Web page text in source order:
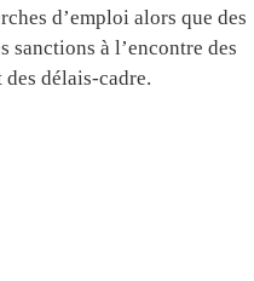
d’emploi alors que des
sanctions à l’encontre des
délais-cadre.